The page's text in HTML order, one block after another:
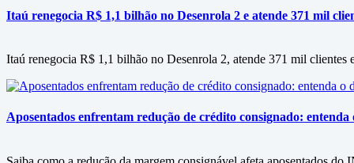
Itaú renegocia R$ 1,1 bilhão no Desenrola 2 e atende 371 mil
Itaú renegocia R$ 1,1 bilhão no Desenrola 2, atende 371 mil clientes
Aposentados enfrentam redução de crédito consignado: